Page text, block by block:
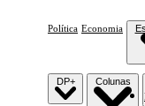
Política Economia
DP+ Colunas